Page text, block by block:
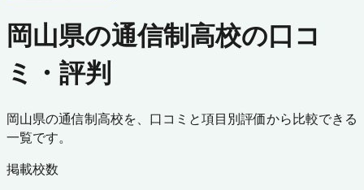
岡山県の通信制高校の口コ
ミ・評判
岡山県の通信制高校を、口コミと項目別評価から比較できる
一覧です。
掲載校数